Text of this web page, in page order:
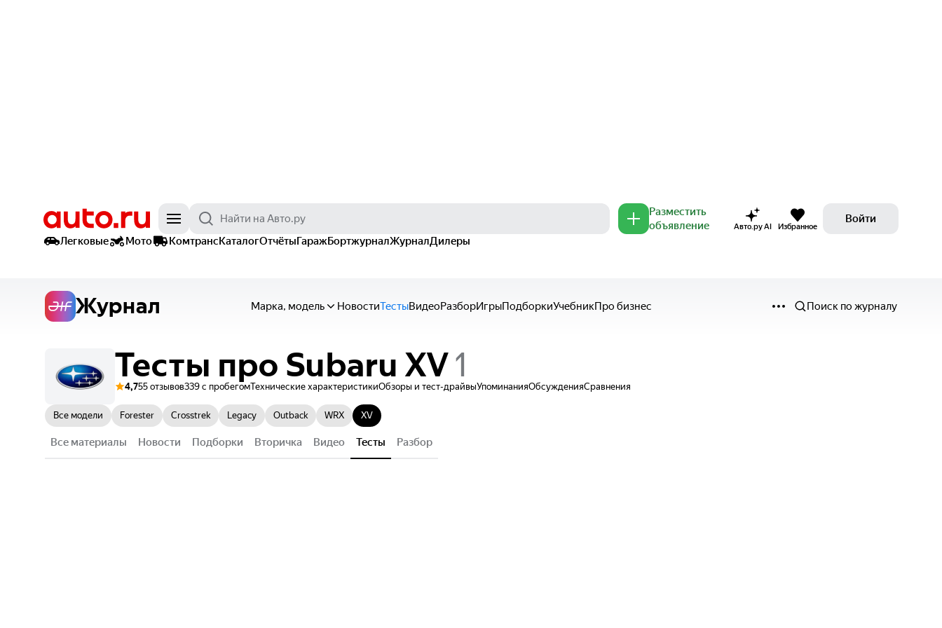
Разместить
объявление
Авто.ру AI Избранное
Войти
Легковые
Мото КомтрансКаталогОтчётыГаражБортжурналЖурналДилеры
Журнал Марка, модель НовостиТестыВидеоРазборИгрыПодборкиУчебникПро бизнес Поиск по журналу
Тесты про SubaruXV
4,755 отзывов339 с пробегомТехнические характеристикиОбзоры и тест-драйвыУпоминанияОбсужденияСравнения
Все модели Forester Crosstrek Legacy Outback WRX XV
Все материалы Новости Подборки Вторичка Видео Тесты Разбор